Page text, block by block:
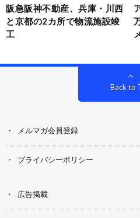
阪急阪神不動産、兵庫・川西
と京都の2カ所で物流施設竣
工
Back to
メルマガ会員登録
プライバシーポリシー
広告掲載